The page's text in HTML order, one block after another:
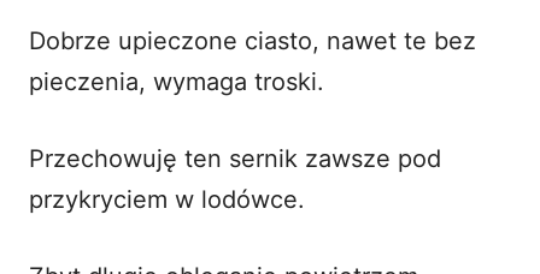
Dobrze upieczone ciasto, nawet te bez
pieczenia, wymaga troski.
Przechowuję ten sernik zawsze pod
przykryciem w lodówce.